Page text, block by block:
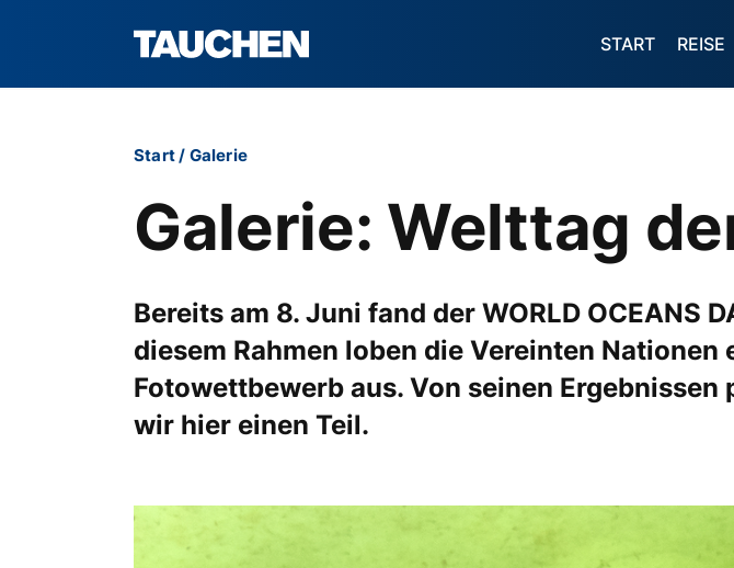
START REISE
Start/ Galerie
Galerie: Welttag
Bereits am 8. Juni fand der WORLD OCEANS
diesem Rahmen loben die Vereinten Nationen
Fotowettbewerb aus. Von seinen Ergebnissen
wir hier einen Teil.